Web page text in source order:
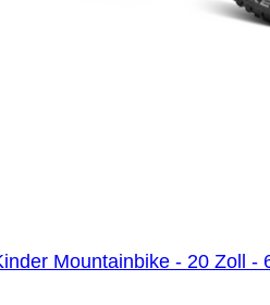
Mountainbike - 20 Zoll -